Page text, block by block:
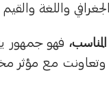
واللغة والقيم
فهو جمهور
وتعاونت مع مؤثر